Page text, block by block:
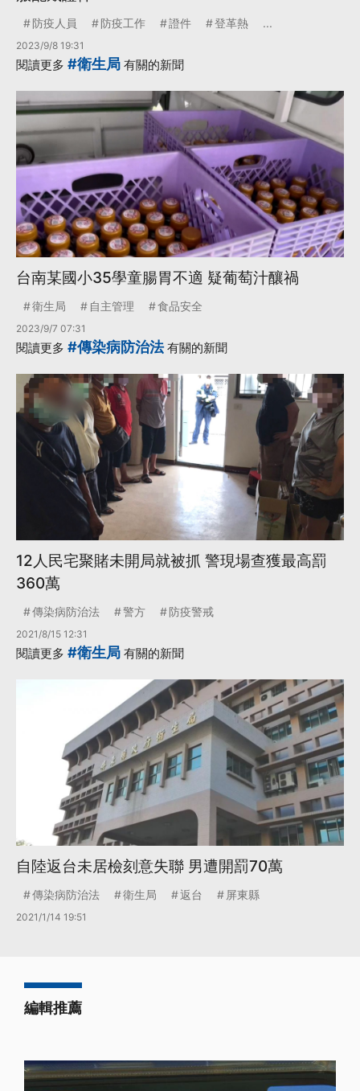
防疫人員 防疫工作 證件 登革熱 ...
2023/9/8 19:31
閱讀更多 #衛生局 有關的新聞
台南某國小35學童腸胃不適 疑葡萄汁釀禍
衛生局 自主管理 食品安全
2023/9/7 07:31
閱讀更多 #傳染病防治法有關的新聞
12人民宅聚賭未開局就被抓 警現場查獲最高罰
360萬
傳染病防治法 警方 防疫警戒
2021/8/15 12:31
閱讀更多 #衛生局 有關的新聞
自陸返台未居檢刻意失聯 男遭開罰70萬
傳染病防治法 衛生局 返台 屏東縣
2021/1/14 19:51
編輯推薦